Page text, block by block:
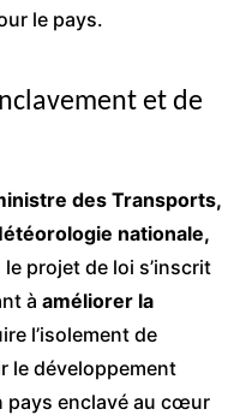
le pays.
et de
des Transports,
nationale,
le projet de loi s’inscrit
à améliorer la
l’isolement de
le développement
pays enclavé au cœur